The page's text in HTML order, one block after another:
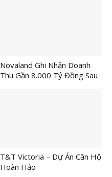
Novaland Ghi Nhận Doanh
Thu Gần 8.000 Tỷ Đồng Sau
T&T Victoria – Dự Án Căn Hộ
Hoàn Hảo